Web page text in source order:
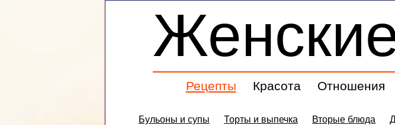
Рецепты Красота Отношения
Бульоны и супы Торты и выпечка Вторые блюда